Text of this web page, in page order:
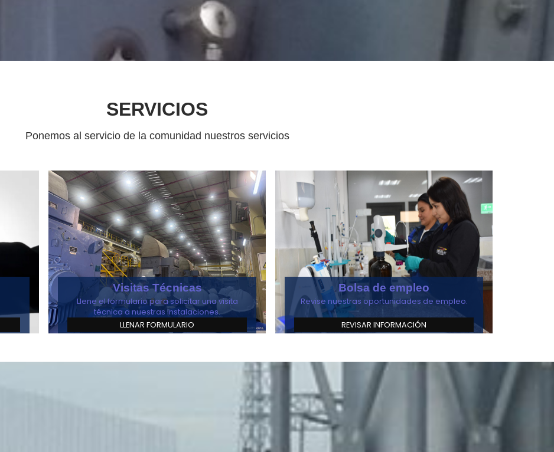
SERVICIOS
Ponemos al servicio de la comunidad nuestros servicios
Visitas Técnicas
Llene el formulario para solicitar una visita
técnica a nuestras instalaciones.
LLENAR FORMULARIO
Bolsa de empleo
Revise nuestras oportunidades de empleo.
REVISAR INFORMACIÓN